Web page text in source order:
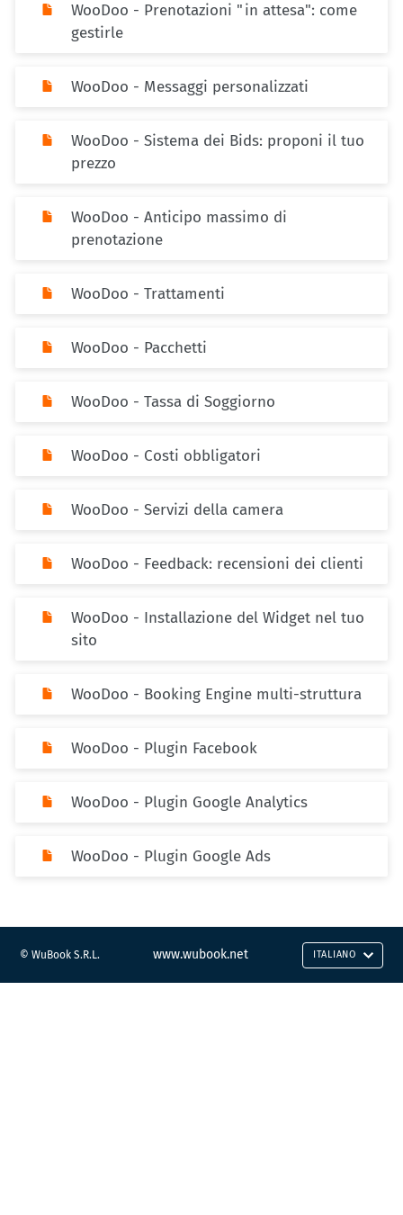
WooDoo - Prenotazioni "in attesa": come
gestirle
WooDoo - Messaggi personalizzati
WooDoo - Sistema dei Bids: proponi il tuo
prezzo
WooDoo - Anticipo massimo di
prenotazione
WooDoo - Trattamenti
WooDoo - Pacchetti
WooDoo - Tassa di Soggiorno
WooDoo - Costi obbligatori
WooDoo - Servizi della camera
WooDoo - Feedback: recensioni dei clienti
WooDoo - Installazione del Widget nel tuo
sito
WooDoo - Booking Engine multi-struttura
WooDoo - Plugin Facebook
WooDoo - Plugin Google Analytics
WooDoo - Plugin Google Ads
© WuBook S.R.L. www.wubook.net ITALIANO